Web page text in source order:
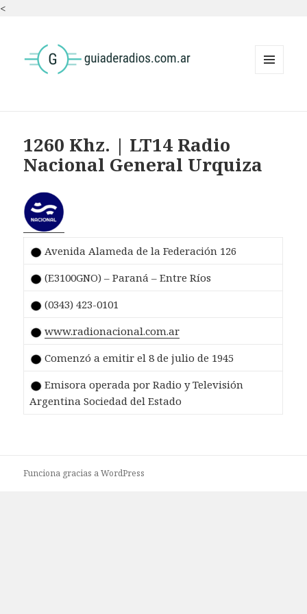
<
1260 Khz. | LT14 Radio
Nacional General Urquiza
Avenida Alameda de la Federación 126
(E3100GNO) – Paraná – Entre Ríos
(0343) 423-0101
www.radionacional.com.ar
Comenzó a emitir el 8 de julio de 1945
Emisora operada por Radio y Televisión
Argentina Sociedad del Estado
Funciona gracias a WordPress